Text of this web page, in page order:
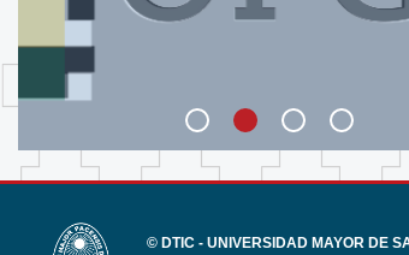
© DTIC - UNIVERSIDAD MAYOR DE